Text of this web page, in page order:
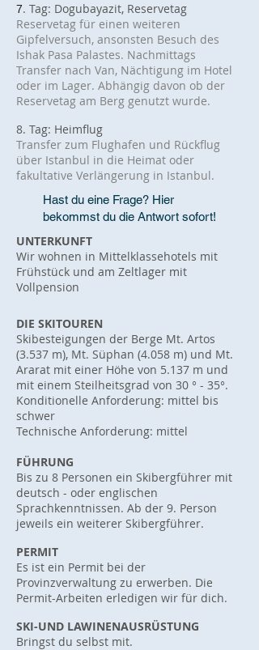
7. Tag: Dogubayazit, Reservetag
Reservetag für einen weiteren
Gipfelversuch, ansonsten Besuch des
Ishak Pasa Palastes. Nachmittags
Transfer nach Van, Nächtigung im Hotel
oder im Lager. Abhängig davon ob der
Reservetag am Berg genutzt wurde.
8. Tag: Heimflug
Transfer zum Flughafen und Rückflug
über Istanbul in die Heimat oder
fakultative Verlängerung in Istanbul.
Hast du eine Frage? Hier
bekommst du die Antwort sofort!
UNTERKUNFT
Wir wohnen in Mittelklassehotels mit
Frühstück und am Zeltlager mit
Vollpension
DIE SKITOUREN
Skibesteigungen der Berge Mt. Artos
(3.537 m), Mt. Süphan (4.058 m) und Mt.
Ararat mit einer Höhe von 5.137 m und
mit einem Steilheitsgrad von 30 ° - 35°.
Konditionelle Anforderung: mittel bis
schwer
Technische Anforderung: mittel
FÜHRUNG
Bis zu 8 Personen ein Skibergführer mit
deutsch - oder englischen
Sprachkenntnissen. Ab der 9. Person
jeweils ein weiterer Skibergführer.
PERMIT
Es ist ein Permit bei der
Provinzverwaltung zu erwerben. Die
Permit-Arbeiten erledigen wir für dich.
SKI-UND LAWINENAUSRÜSTUNG
Bringst du selbst mit.